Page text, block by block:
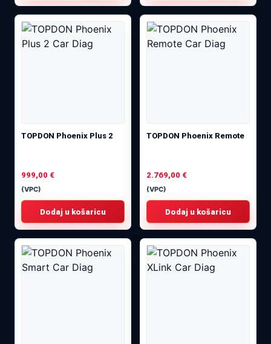
TOPDON Phoenix Plus 2
999,00 €
(VPC)
Dodaj u košaricu
TOPDON Phoenix Remote
2.769,00 €
(VPC)
Dodaj u košaricu